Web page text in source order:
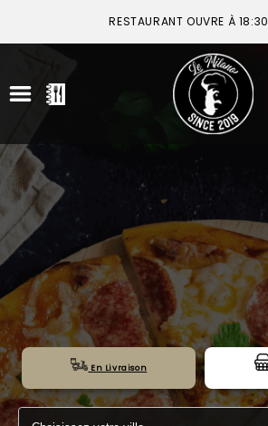
RESTAURANT OUVRE À 18:30
ACCUEIL
LA CARTE
VOTRE COMPTE
NOTRE RESTAURANT
VOS AVIS
MENTIONS LÉGALES
En Livraison